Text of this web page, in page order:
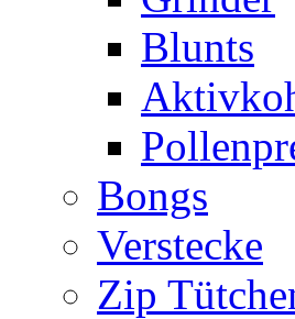
Blunts
Bongs
Verstecke
Zip